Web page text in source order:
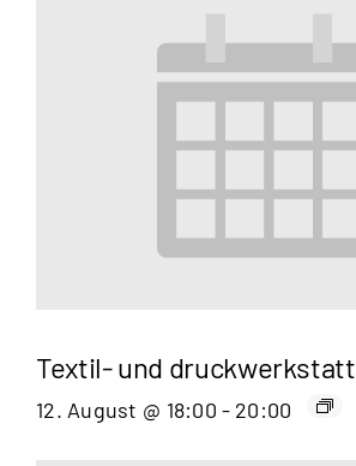
Textil- und druckwerkstatt
12. August @ 18:00 - 20:00